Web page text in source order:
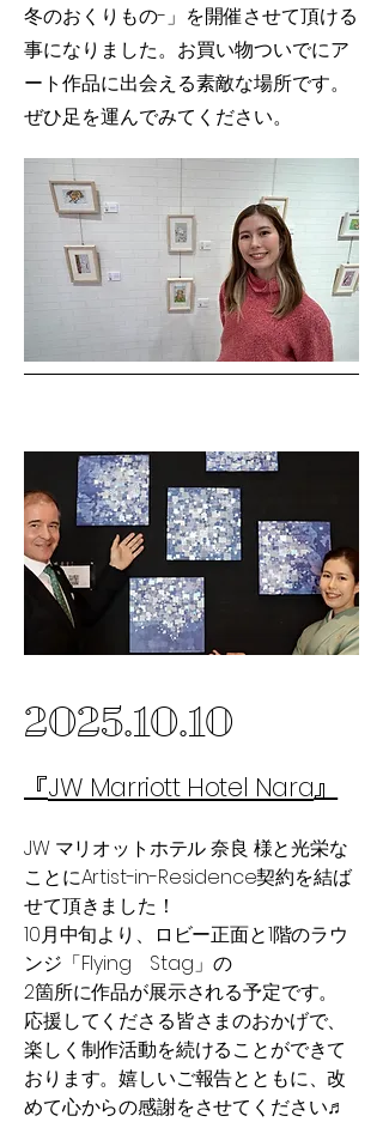
冬のおくりもの-」を開催させて頂ける
事になりました。お買い物ついでにア
ート作品に出会える素敵な場所です。
ぜひ足を運んでみてください。
2025.10.10
​『JW Marriott Hotel Nara​ 』
JW マリオットホテル 奈良 様と光栄な
ことに​Artist-in-Residence契約を結ば
せて頂きました！
10月中旬より、ロビー正面と1階のラウ
ンジ「Flying Stag」の
2箇所に作品が展示される予定です。
応援してくださる皆さまのおかげで、
楽しく制作活動を続けることができて
おります。嬉しいご報告とともに、改
めて心からの感謝をさせてください♬